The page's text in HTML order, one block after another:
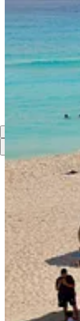
Discusión sobre
Comentarios
Sin posts
Por supuesto,
© 2026
Crea tu Substack
Descargar la app
Substackes el